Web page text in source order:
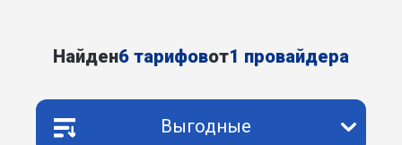
Найден6 тарифовот1 провайдера
Выгодные